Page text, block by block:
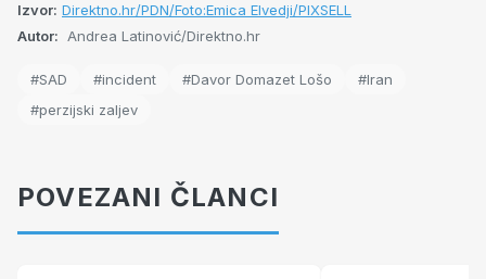
Izvor: Direktno.hr/PDN/Foto:Emica Elvedji/PIXSELL
Autor: Andrea Latinović/Direktno.hr
#SAD #incident #Davor Domazet Lošo
#Iran
#perzijski zaljev
POVEZANI ČLANCI